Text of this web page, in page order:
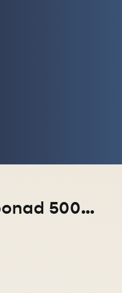
Dowozimy do ponad 5000 miejscowości w całym kraju!